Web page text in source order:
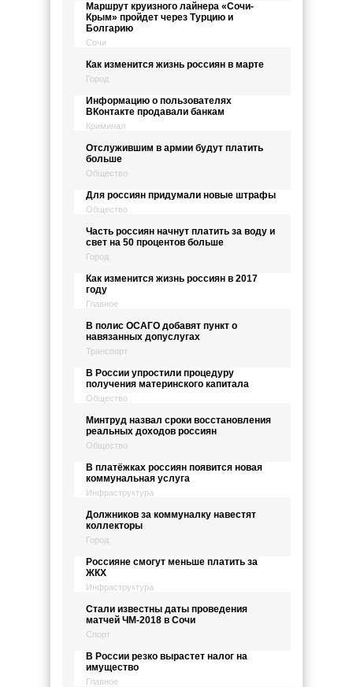
Маршрут круизного лайнера «Сочи-
Крым» пройдет через Турцию и
Болгарию
Сочи
Как изменится жизнь россиян в марте
Город
Информацию о пользователях
ВКонтакте продавали банкам
Криминал
Отслужившим в армии будут платить
больше
Общество
Для россиян придумали новые штрафы
Общество
Часть россиян начнут платить за воду и
свет на 50 процентов больше
Город
Как изменится жизнь россиян в 2017
году
Главное
В полис ОСАГО добавят пункт о
навязанных допуслугах
Транспорт
В России упростили процедуру
получения материнского капитала
Общество
Минтруд назвал сроки восстановления
реальных доходов россиян
Общество
В платёжках россиян появится новая
коммунальная услуга
Инфраструктура
Должников за коммуналку навестят
коллекторы
Город
Россияне смогут меньше платить за
ЖКХ
Инфраструктура
Стали известны даты проведения
матчей ЧМ-2018 в Сочи
Спорт
В России резко вырастет налог на
имущество
Главное